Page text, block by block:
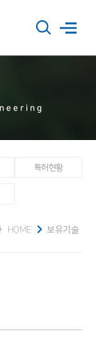
특허현황
보유기술
HOME